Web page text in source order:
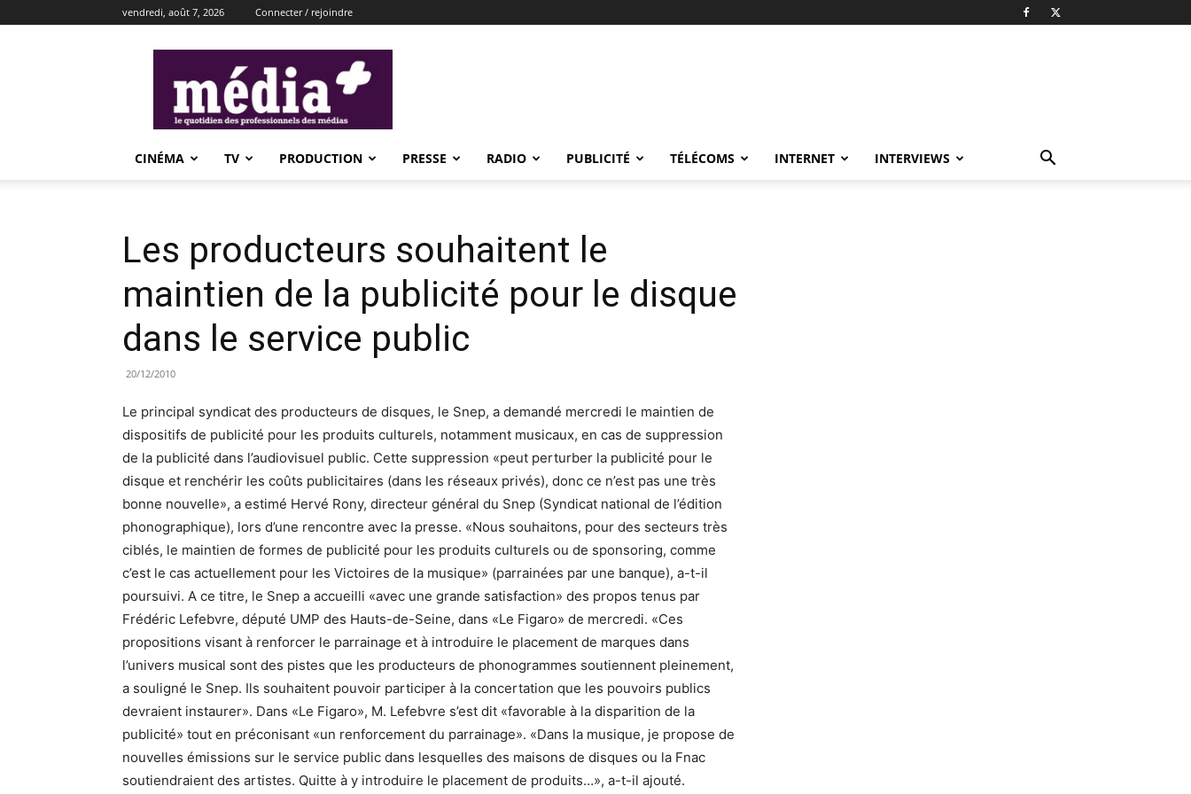
vendredi, août 7, 2026 Connecter / rejoindre
CINÉMA TV PRODUCTION PRESSE RADIO PUBLICITÉ TÉLÉCOMS INTERNET INTERVIEWS
Les producteurs souhaitent le
maintien de la publicité pour le disque
dans le service public
20/12/2010
Le principal syndicat des producteurs de disques, le Snep, a demandé mercredi le maintien de
dispositifs de publicité pour les produits culturels, notamment musicaux, en cas de suppression
de la publicité dans l’audiovisuel public. Cette suppression «peut perturber la publicité pour le
disque et renchérir les coûts publicitaires (dans les réseaux privés), donc ce n’est pas une très
bonne nouvelle», a estimé Hervé Rony, directeur général du Snep (Syndicat national de l’édition
phonographique), lors d’une rencontre avec la presse. «Nous souhaitons, pour des secteurs très
ciblés, le maintien de formes de publicité pour les produits culturels ou de sponsoring, comme
c’est le cas actuellement pour les Victoires de la musique» (parrainées par une banque), a-t-il
poursuivi. A ce titre, le Snep a accueilli «avec une grande satisfaction» des propos tenus par
Frédéric Lefebvre, député UMP des Hauts-de-Seine, dans «Le Figaro» de mercredi. «Ces
propositions visant à renforcer le parrainage et à introduire le placement de marques dans
l’univers musical sont des pistes que les producteurs de phonogrammes soutiennent pleinement,
a souligné le Snep. Ils souhaitent pouvoir participer à la concertation que les pouvoirs publics
devraient instaurer». Dans «Le Figaro», M. Lefebvre s’est dit «favorable à la disparition de la
publicité» tout en préconisant «un renforcement du parrainage». «Dans la musique, je propose de
nouvelles émissions sur le service public dans lesquelles des maisons de disques ou la Fnac
soutiendraient des artistes. Quitte à y introduire le placement de produits…», a-t-il ajouté.